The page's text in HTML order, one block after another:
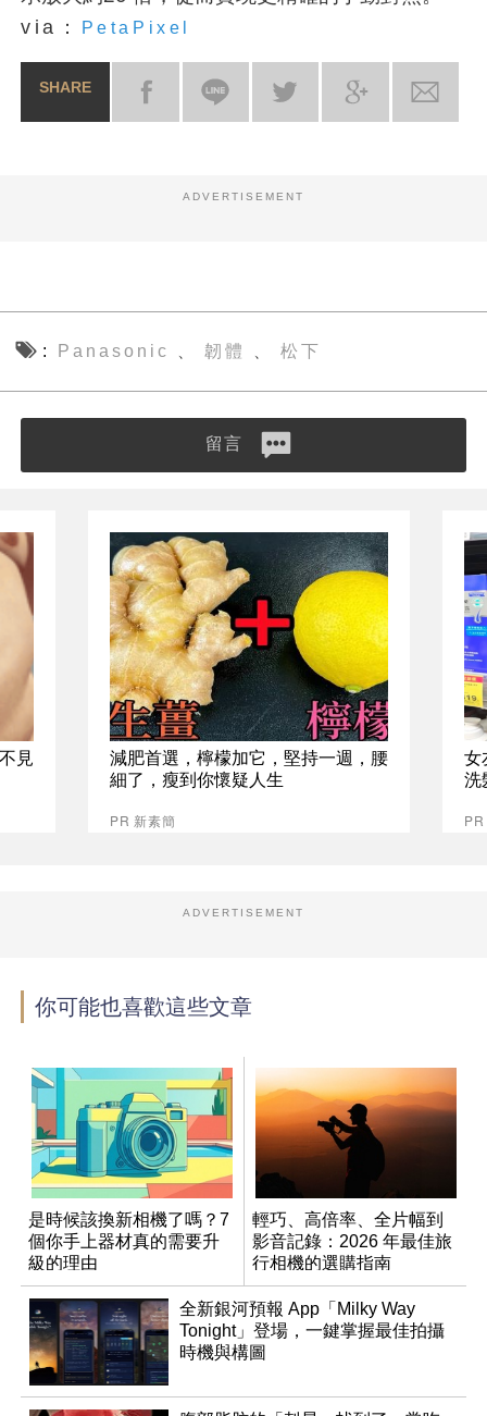
via： PetaPixel
SHARE
ADVERTISEMENT
Panasonic 韌體 松下
留言
見
減肥首選，檸檬加它，堅持一週，腰
細了，瘦到你懷疑人生
PR 新素簡
女
洗
ADVERTISEMENT
你可能也喜歡這些文章
是時候該換新相機了嗎？7
個你手上器材真的需要升
級的理由
輕巧、高倍率、全片幅到
影音記錄：2026 年最佳旅
行相機的選購指南
全新銀河預報 App「Milky Way
Tonight」登場，一鍵掌握最佳拍攝
時機與構圖